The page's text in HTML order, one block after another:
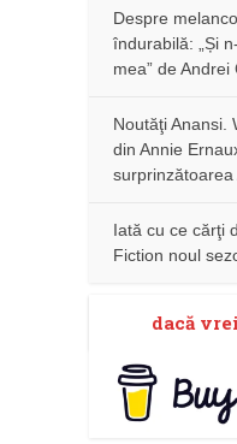
Despre
îndurabilă: „Și
mea” de Andrei
Noutăţi Anansi.
din Annie
Iată cu ce cărţi
Fiction noul
dacă